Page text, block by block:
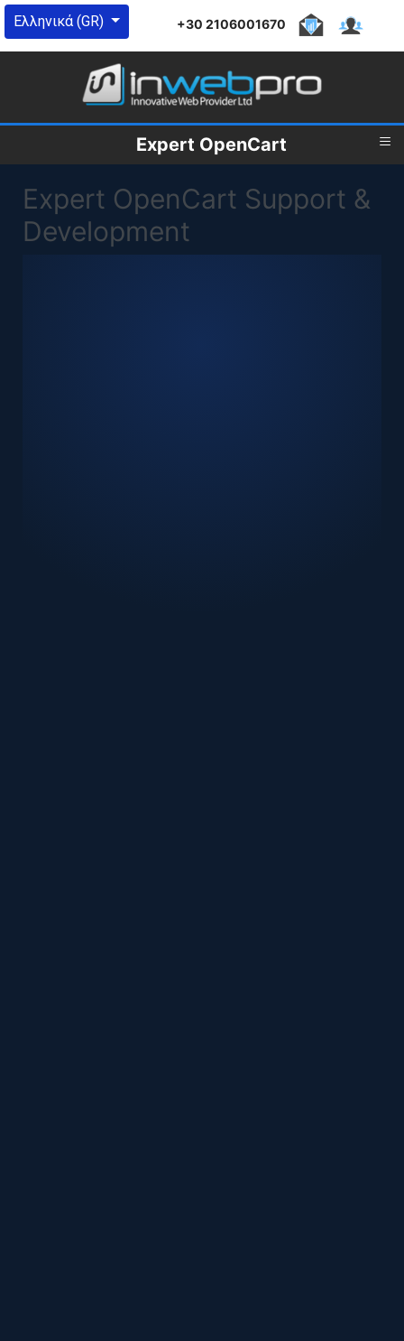
Επιλέξτε τη γλώσσα σας
Ελληνικά (GR) +30 2106001670
Expert OpenCart ≡
Expert OpenCart Support &
Development